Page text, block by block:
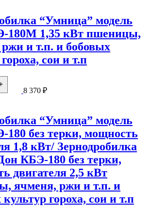
1500Вт-
“Умница” модель
180М 1,35 кВт пшеницы,
и т.п. и бобовых
сои и т.п
8 370 ₽
“Умница” модель
без терки, мощность
1,8 кВт/ Зернодробилка
КБЭ-180 без терки,
двигателя 2,5 кВт
ячменя, ржи и т.п. и
гороха, сои и т.п